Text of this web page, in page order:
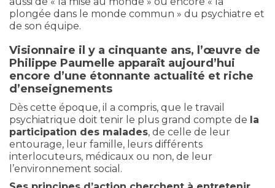
plongée dans le monde commun » du psychiatre et
de son équipe.
Visionnaire il y a cinquante ans, l’œuvre de
Philippe Paumelle apparaît aujourd’hui
encore d’une étonnante actualité et riche
d’enseignements
Dès cette époque, il a compris, que le travail
psychiatrique doit tenir le plus grand compte de la
participation des malades, de celle de leur
entourage, leur famille, leurs différents
interlocuteurs, médicaux ou non, de leur
l’environnement social.